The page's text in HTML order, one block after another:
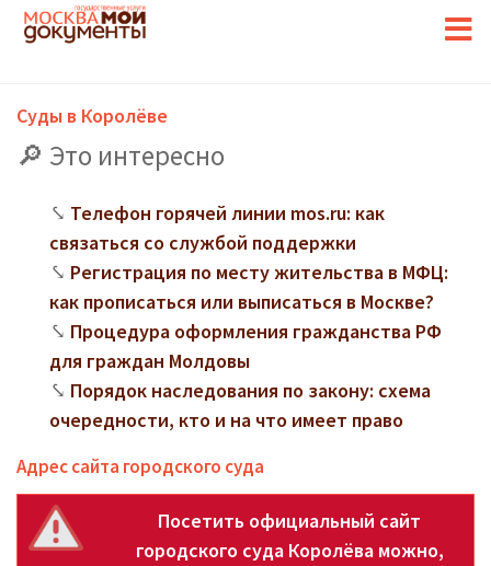
Суды в Королёве
Это интересно
Телефон горячей линии mos.ru: как
связаться со службой поддержки
Регистрация по месту жительства в МФЦ:
как прописаться или выписаться в Москве?
Процедура оформления гражданства РФ
для граждан Молдовы
Порядок наследования по закону: схема
очередности, кто и на что имеет право
Адрес сайта городского суда
Посетить официальный сайт
городского суда Королёва можно,